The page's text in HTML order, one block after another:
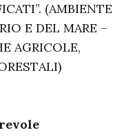
(AMBIENTE
E DEL MARE –
AGRICOLE,